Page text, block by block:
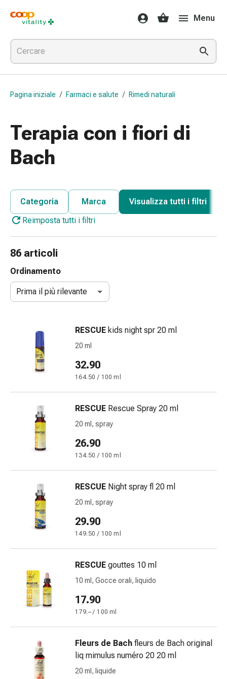
Farmaci
e
salute
Influenza
e
raffreddore
per
gola
Farmaci
raffreddore
Mal
di
bronchite
Inalatori
e
Tessuti
Raffreddore
Cura
delle
ferite
e
delle
ustioni
Compresse
Medicazioni
Bende
Bendaggi
compressivi
nastri
accessori
Menu
Pagina iniziale / Farmaci e salute / Rimedi naturali
Terapia con i fiori di
Bach
Categoria Marca
Visualizza tutti i filtri
Reimposta tutti i filtri
86 articoli
Ordinamento
Prima il più rilevante
RESCUE kids night spr 20 ml
20 ml
32.90
164.50 / 100 ml
RESCUE Rescue Spray 20 ml
20 ml, spray
26.90
134.50 / 100 ml
RESCUE Night spray fl 20 ml
20 ml, spray
29.90
149.50 / 100 ml
RESCUE gouttes 10 ml
10 ml, Gocce orali, liquido
17.90
179.– / 100 ml
Fleurs de Bach fleurs de Bach original
liq mimulus numéro 20 20 ml
20 ml, liquide